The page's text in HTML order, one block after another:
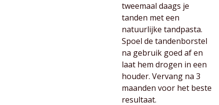
tweemaal daags je
tanden met een
natuurlijke tandpasta.
Spoel de tandenborstel
na gebruik goed af en
laat hem drogen in een
houder. Vervang na 3
maanden voor het beste
resultaat.